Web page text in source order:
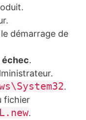
démarrage de
échec.
.
fichier
.